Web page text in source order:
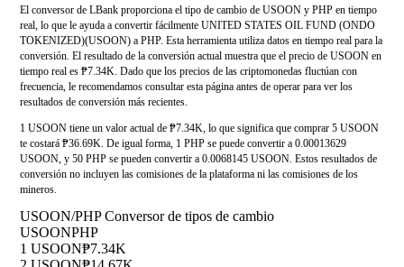
El conversor de LBank proporciona el tipo de cambio de USOON y PHP en tiempo
real, lo que le ayuda a convertir fácilmente UNITED STATES OIL FUND (ONDO
TOKENIZED)(USOON) a PHP. Esta herramienta utiliza datos en tiempo real para la
conversión. El resultado de la conversión actual muestra que el precio de USOON en
tiempo real es ₱7.34K. Dado que los precios de las criptomonedas fluctúan con
frecuencia, le recomendamos consultar esta página antes de operar para ver los
resultados de conversión más recientes.
1 USOON tiene un valor actual de ₱7.34K, lo que significa que comprar 5 USOON
te costará ₱36.69K. De igual forma, 1 PHP se puede convertir a 0.00013629
USOON, y 50 PHP se pueden convertir a 0.0068145 USOON. Estos resultados de
conversión no incluyen las comisiones de la plataforma ni las comisiones de los
mineros.
USOON/PHP Conversor de tipos de cambio
USOONPHP
1 USOON₱7.34K